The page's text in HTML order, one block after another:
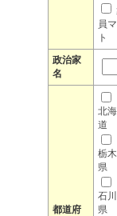
員
ト
政治家
名
都道府
北海
道
栃木
県
石川
県